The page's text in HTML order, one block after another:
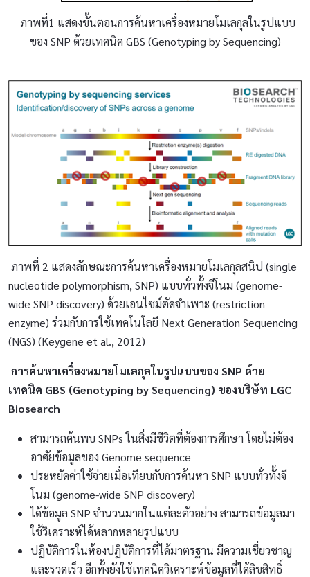
ภาพที่1 แสดงขั้นตอนการค้นหาเครื่องหมายโมเลกุลในรูปแบบ
ของ SNP ด้วยเทคนิค GBS (Genotyping by Sequencing)
ภาพที่ 2 แสดงลักษณะการค้นหาเครื่องหมายโมเลกุลสนิป (single
nucleotide polymorphism, SNP) แบบทั่วทั้งจีโนม (genome-
wide SNP discovery) ด้วยเอนไซม์ตัดจำเพาะ (restriction
enzyme) ร่วมกับการใช้เทคโนโลยี Next Generation Sequencing
(NGS) (Keygene et al., 2012)
การค้นหาเครื่องหมายโมเลกุลในรูปแบบของ SNP ด้วย
เทคนิค GBS (Genotyping by Sequencing) ของบริษัท LGC
Biosearch
สามารถค้นพบ SNPs ในสิ่งมีชีวิตที่ต้องการศึกษา โดยไม่ต้อง
อาศัยข้อมูลของ Genome sequence
ประหยัดค่าใช้จ่ายเมื่อเทียบกับการค้นหา SNP แบบทั่วทั้งจี
โนม (genome-wide SNP discovery)
ได้ข้อมูล SNP จำนวนมากในแต่ละตัวอย่าง สามารถข้อมูลมา
ใช้วิเคราะห์ได้หลากหลายรูปแบบ
ปฎิบัติการในห้องปฎิบัติการที่ได้มาตรฐาน มีความเชี่ยวชาญ
และรวดเร็ว อีกทั้งยังใช้เทคนิควิเคราะห์ข้อมูลที่ได้ลิขสิทธิ์